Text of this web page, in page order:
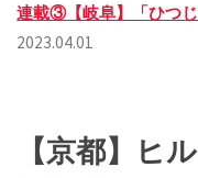
連載③【岐阜】「ひつ
2023.04.01
【京都】ヒ